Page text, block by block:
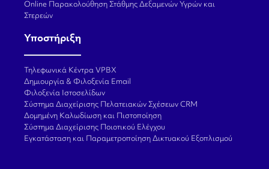
Online Παρακολούθηση Στάθμης Δεξαμενών Υγρών και
Στερεών
Υποστήριξη
Τηλεφωνικά Κέντρα VPBX
Δημιουργία & Φιλοξενία Email
Φιλοξενία Ιστοσελίδων
Σύστημα Διαχείρισης Πελατειακών Σχέσεων CRM
Δομημένη Καλωδίωση και Πιστοποίηση
Σύστημα Διαχείρισης Ποιοτικού Ελέγχου
Εγκατάσταση και Παραμετροποίηση Δικτυακού Εξοπλισμού